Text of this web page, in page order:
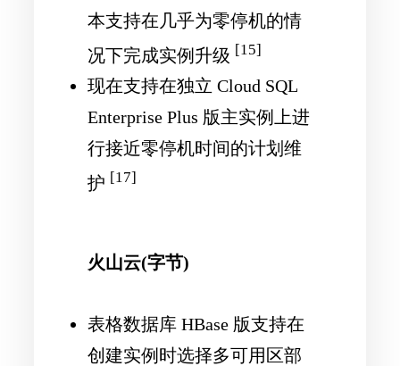
本支持在几乎为零停机的情
况下完成实例升级 [15]
现在支持在独立 Cloud SQL
Enterprise Plus 版主实例上进
行接近零停机时间的计划维
护 [17]
火山云(字节)
表格数据库 HBase 版支持在
创建实例时选择多可用区部